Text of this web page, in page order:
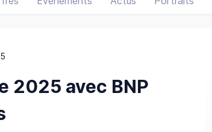
2025 avec BNP